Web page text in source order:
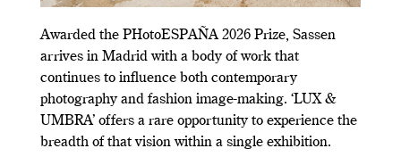
Awarded the PHotoESPAÑA 2026 Prize, Sassen
arrives in Madrid with a body of work that
continues to influence both contemporary
photography and fashion image-making. ‘LUX &
UMBRA’ offers a rare opportunity to experience the
breadth of that vision within a single exhibition.